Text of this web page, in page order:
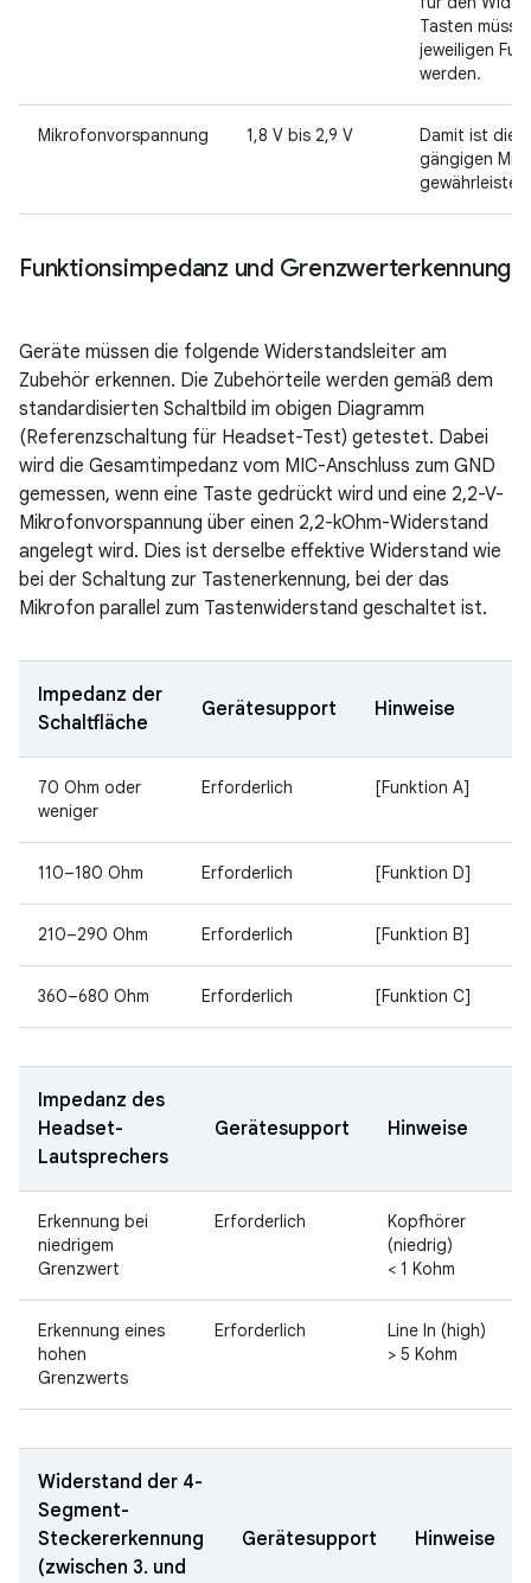
Tasten
jeweiligen
werden.
Mikrofonvorspannung 1,8 V bis 2,9 V
Damit ist die
gängigen
gewährleistet.
Funktionsimpedanz und Grenzwerterkennung
Geräte müssen die folgende Widerstandsleiter am
Zubehör erkennen. Die Zubehörteile werden gemäß dem
standardisierten Schaltbild im obigen Diagramm
(Referenzschaltung für Headset-Test) getestet. Dabei
wird die Gesamtimpedanz vom MIC-Anschluss zum GND
gemessen, wenn eine Taste gedrückt wird und eine 2,2-V-
Mikrofonvorspannung über einen 2,2-kOhm-Widerstand
angelegt wird. Dies ist derselbe effektive Widerstand wie
bei der Schaltung zur Tastenerkennung, bei der das
Mikrofon parallel zum Tastenwiderstand geschaltet ist.
Impedanz der
Schaltfläche
Gerätesupport Hinweise
70 Ohm oder
weniger
Erforderlich [Funktion A]
110–180 Ohm Erforderlich [Funktion D]
210–290 Ohm Erforderlich [Funktion B]
360–680 Ohm Erforderlich [Funktion C]
Impedanz des
Headset-
Lautsprechers
Gerätesupport Hinweise
Erkennung bei
niedrigem
Grenzwert
Erforderlich
Kopfhörer
(niedrig)
< 1 Kohm
Erkennung eines
hohen
Grenzwerts
Erforderlich
Line In (high)
> 5 Kohm
Widerstand der 4-
Segment-
Steckererkennung
(zwischen 3. und
Gerätesupport Hinweise